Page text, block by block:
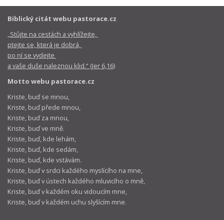
Biblický citát webu pastorace.cz
„Stůjte na cestách a vyhlížejte,
ptejte se, která je dobrá,
po ní se vydejte
a vaše duše naleznou klid.“ (Jer 6,16)
Motto webu pastorace.cz
Kriste, buď se mnou,
Kriste, buď přede mnou,
Kriste, buď za mnou,
Kriste, buď ve mně.
Kriste, buď, kde lehám,
Kriste, buď, kde sedám,
Kriste, buď, kde vstávám.
Kriste, buď v srdci každého myslícího na mne,
Kriste, buď v ústech každého mluvicího o mně,
Kriste, buď v každém oku vidoucím mne,
Kriste, buď v každém uchu slyšícím mne.